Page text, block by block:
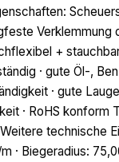
Verklemmung
+
· gute Öl-,
· gute
· RoHS konform
technische
· Biegeradius: